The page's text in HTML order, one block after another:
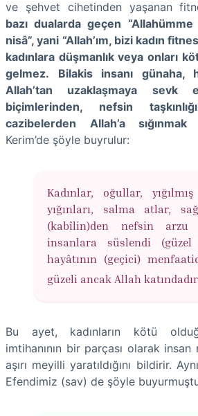
ve şehvet cihetinden yaşanan
bazı dualarda geçen
nisâ”, yani “Allah’ım, bizi kadın
kadınlara düşmanlık veya onları
gelmez.
Bilakis insanı günaha,
Allah’tan uzaklaşmaya sevk
biçimlerinden, nefsin
cazibelerden Allah’a sığınmak
Kerim’de şöyle buyrulur:
Kadınlar, oğullar,
yığınları, salma atlar,
(kabîlin)den nefsin arzu
insanlara süslendi
hayâtının (geçici)
güzeli ancak Allah
Bu ayet, kadınların kötü
imtihanının bir parçası olarak
aşırı meyilli yaratıldığını bildirir.
Efendimiz (sav) de şöyle